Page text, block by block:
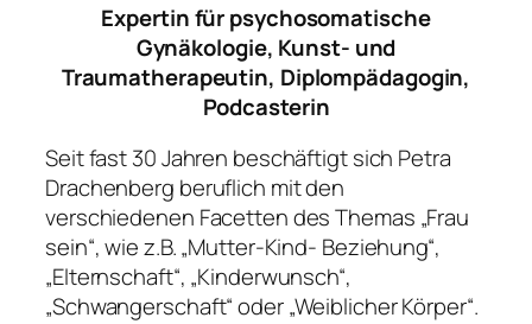
Expertin für psychosomatische
Gynäkologie, Kunst- und
Traumatherapeutin, Diplompädagogin,
Podcasterin
Seit fast 30 Jahren beschäftigt sich Petra
Drachenberg beruflich mit den
verschiedenen Facetten des Themas „Frau
sein“, wie z.B. „Mutter-Kind- Beziehung“,
„Elternschaft“, „Kinderwunsch“,
„Schwangerschaft“ oder „Weiblicher Körper“.